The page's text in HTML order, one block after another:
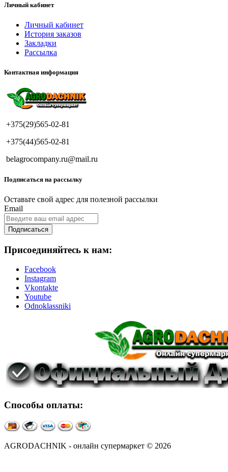
Личный кабинет
Личный кабинет
История заказов
Закладки
Рассылка
Контактная информация
+375(29)565-02-81
+375(44)565-02-81
belagrocompany.ru@mail.ru
Подписаться на рассылку
Оставьте свой адрес для полезной рассылки
Email
Подписаться
Присоединяйтесь к нам:
Facebook
Instagram
Vkontakte
Youtube
Odnoklassniki
Способы оплаты:
AGRODACHNIK - онлайн супермаркет © 2026